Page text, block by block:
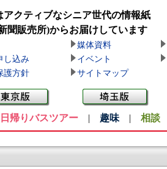
アクティブなシニア世代の情報紙
聞販売所)からお届けしています
媒体資料
し込み
イベント
護方針
サイトマップ
日帰りバスツアー| 趣味| 相談